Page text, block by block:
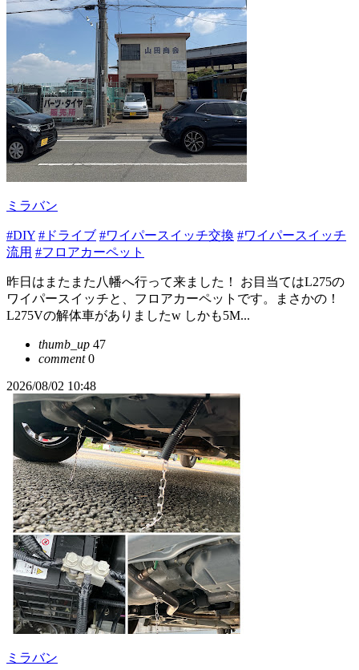
ミラバン
#DIY #ドライブ #ワイパースイッチ交換 #ワイパースイッチ
流用 #フロアカーペット
昨日はまたまた八幡へ行って来ました！ お目当てはL275の
ワイパースイッチと、フロアカーペットです。まさかの！
L275Vの解体車がありましたw しかも5M...
thumb_up 47
comment0
2026/08/02 10:48
ミラバン